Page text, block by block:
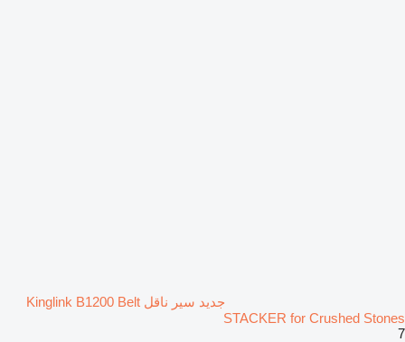
جديد سير ناقل Kinglink B1200 Belt
STACKER for Crushed Stones
7